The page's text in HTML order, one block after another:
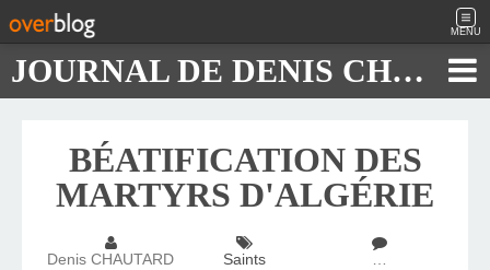
MENU
JOURNAL DE DENIS CHAUTARD
BÉATIFICATION DES
MARTYRS D'ALGÉRIE
Denis CHAUTARD Saints …